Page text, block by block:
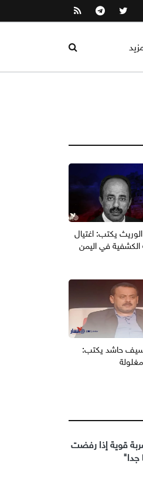
يكتب: اغتيال
الكشفية في اليمن
حاشد يكتب:
قوية إذا رفضت
جدا"